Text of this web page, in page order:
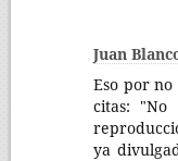
Juan
Eso por
citas: "No
ya